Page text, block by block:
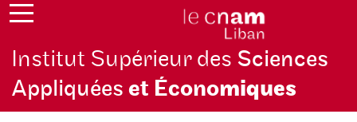
Institut Supérieur des Sciences
Appliquéeset Économiques